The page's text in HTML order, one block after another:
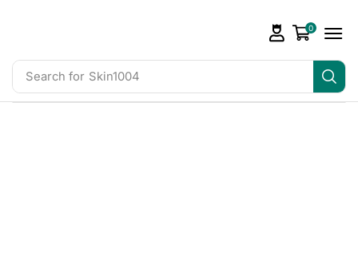
Search for Skin1004
0